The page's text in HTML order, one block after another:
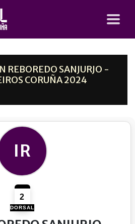
REBOREDO SANJURJO -
CORUÑA 2024
IR
2
DORSAL